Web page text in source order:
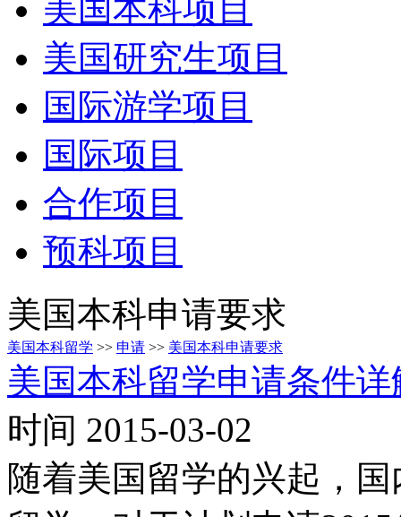
美国本科项目
美国研究生项目
国际游学项目
国际项目
合作项目
预科项目
美国本科申请要求
美国本科留学 >> 申请 >> 美国本科申请要求
美国本科留学申请条件详
时间 2015-03-02
随着美国留学的兴起，